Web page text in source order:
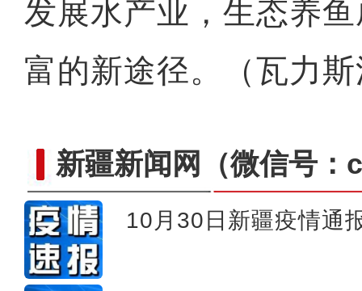
发展水产业，生态养
富的新途径。（瓦力
新疆新闻网 （微信号
10月30日新疆疫情通